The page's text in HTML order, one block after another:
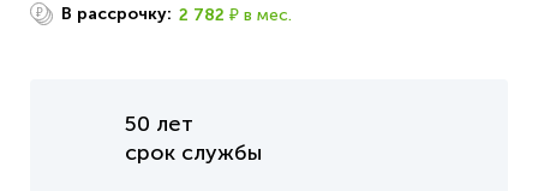
₽ В рассрочку: 2 782 ₽ в мес.
50 лет
срок службы